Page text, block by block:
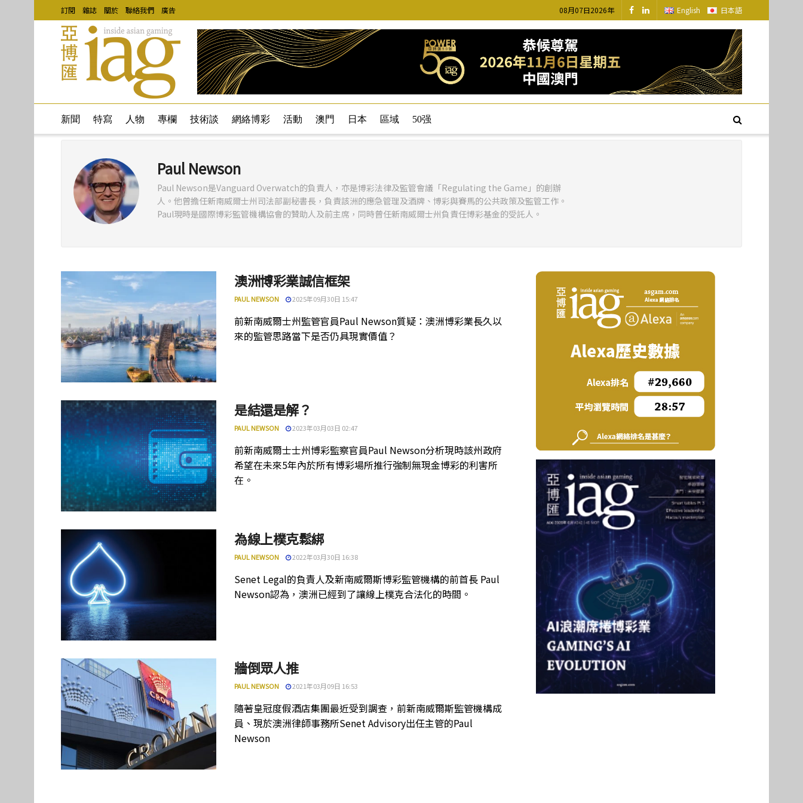
訂閱 雜誌 關於 聯絡我們 廣告 08月07日2026年 English 日本語
新聞 特寫 人物 專欄 技術談 網絡博彩 活動 澳門 日本 區域 50强
Paul Newson
Paul Newson是Vanguard Overwatch的負責人，亦是博彩法律及監管會議「Regulating the Game」的創辦
人。他曾擔任新南威爾士州司法部副秘書長，負責該洲的應急管理及酒牌、博彩與賽馬的公共政策及監管工作。
Paul現時是國際博彩監管機構協會的贊助人及前主席，同時曾任新南威爾士州負責任博彩基金的受託人。
澳洲博彩業誠信框架
PAUL NEWSON 2025年09月30日 15:47
前新南威爾士州監管官員Paul Newson質疑：澳洲博彩業長久以
來的監管思路當下是否仍具現實價值？
是結還是解？
PAUL NEWSON 2023年03月03日 02:47
前新南威爾士士州博彩監察官員Paul Newson分析現時該州政府
希望在未來5年內於所有博彩場所推行強制無現金博彩的利害所
在。
為線上樸克鬆綁
PAUL NEWSON 2022年03月30日 16:38
Senet Legal的負責人及新南威爾斯博彩監管機構的前首長 Paul
Newson認為，澳洲已經到了讓線上樸克合法化的時間。
牆倒眾人推
PAUL NEWSON 2021年03月09日 16:53
隨著皇冠度假酒店集團最近受到調查，前新南威爾斯監管機構成
員、現於澳洲律師事務所Senet Advisory出任主管的Paul
Newson